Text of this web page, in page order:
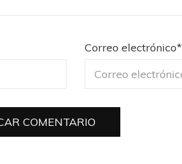
Correo electrónico*